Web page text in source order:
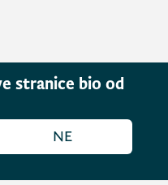
stranice bio od
NE